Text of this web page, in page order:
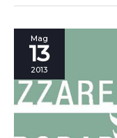
Mag
13
2013
“Realizzare
l’improbabile”?
Ciak,
gira!